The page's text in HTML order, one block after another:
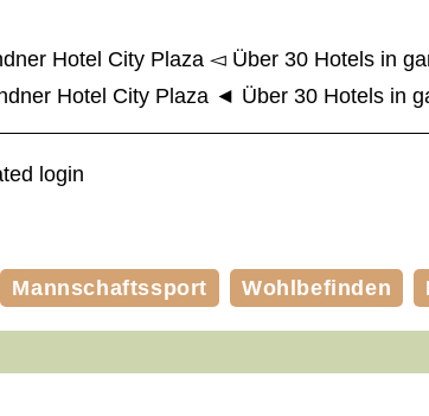
Hotel City Plaza ◅ Über 30 Hotels in
Hotel City Plaza ◄ Über 30 Hotels in
login
Mannschaftssport Wohlbefinden